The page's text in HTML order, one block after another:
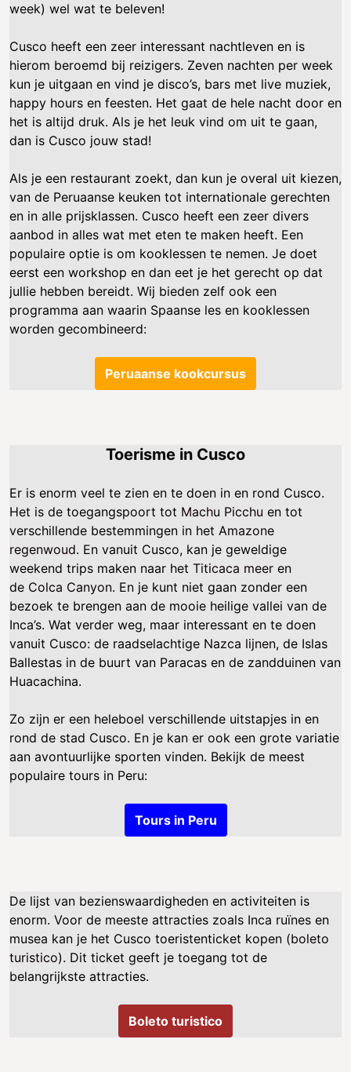
week) wel wat te beleven!
Cusco heeft een zeer interessant nachtleven en is
hierom beroemd bij reizigers. Zeven nachten per week
kun je uitgaan en vind je disco’s, bars met live muziek,
happy hours en feesten. Het gaat de hele nacht door en
het is altijd druk. Als je het leuk vind om uit te gaan,
dan is Cusco jouw stad!
Als je een restaurant zoekt, dan kun je overal uit kiezen,
van de Peruaanse keuken tot internationale gerechten
en in alle prijsklassen. Cusco heeft een zeer divers
aanbod in alles wat met eten te maken heeft. Een
populaire optie is om kooklessen te nemen. Je doet
eerst een workshop en dan eet je het gerecht op dat
jullie hebben bereidt. Wij bieden zelf ook een
programma aan waarin Spaanse les en kooklessen
worden gecombineerd:
Peruaanse kookcursus
Toerisme in Cusco
Er is enorm veel te zien en te doen in en rond Cusco.
Het is de toegangspoort tot Machu Picchu en tot
verschillende bestemmingen in het Amazone
regenwoud. En vanuit Cusco, kan je geweldige
weekend trips maken naar het Titicaca meer en
de Colca Canyon. En je kunt niet gaan zonder een
bezoek te brengen aan de mooie heilige vallei van de
Inca’s. Wat verder weg, maar interessant en te doen
vanuit Cusco: de raadselachtige Nazca lijnen, de Islas
Ballestas in de buurt van Paracas en de zandduinen van
Huacachina.
Zo zijn er een heleboel verschillende uitstapjes in en
rond de stad Cusco. En je kan er ook een grote variatie
aan avontuurlijke sporten vinden. Bekijk de meest
populaire tours in Peru:
Tours in Peru
De lijst van bezienswaardigheden en activiteiten is
enorm. Voor de meeste attracties zoals Inca ruïnes en
musea kan je het Cusco toeristenticket kopen (boleto
turistico). Dit ticket geeft je toegang tot de
belangrijkste attracties.
Boleto turistico